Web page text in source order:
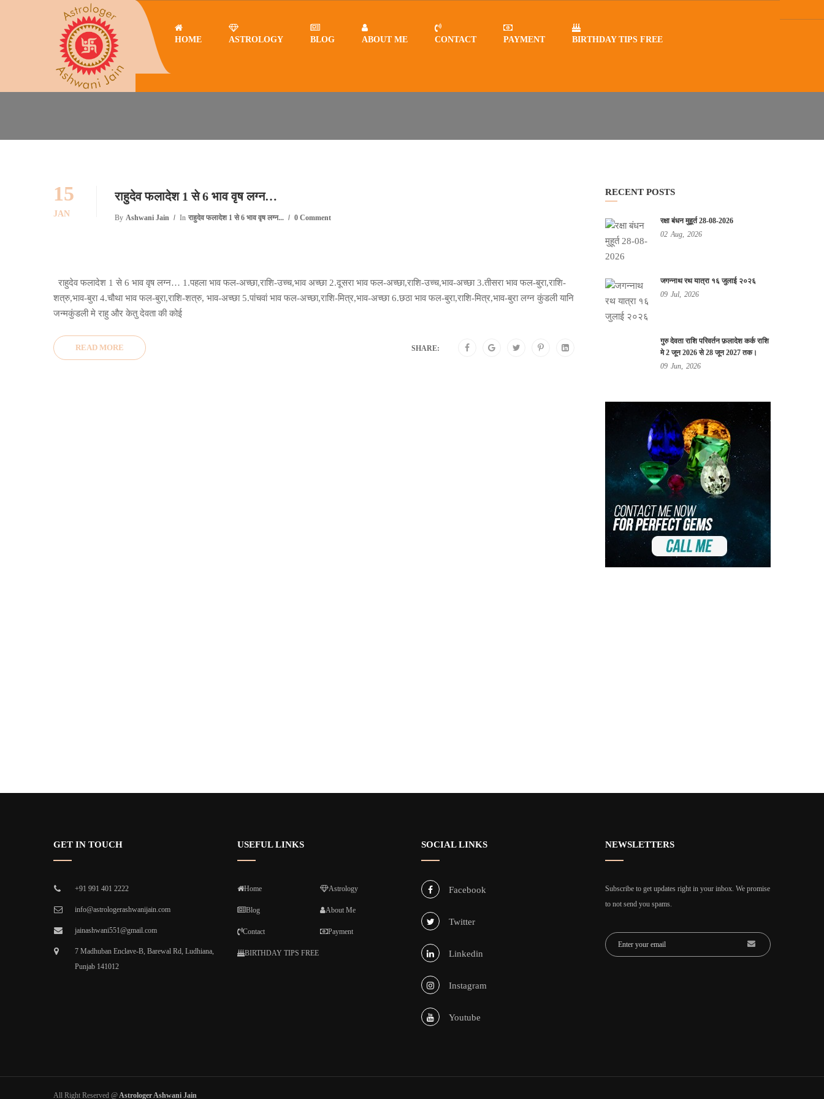
HOME ASTROLOGY BLOG ABOUT ME CONTACT PAYMENT BIRTHDAY TIPS FREE
Home rajesh joshi astrologer in त्रिशक्ति रत्न कब पहने? कन्या लग्न..
RAJESH JOSHI ASTROLOGER IN त्रिशक्ति रत्न कब पहने? कन्या लग्न..
15
JAN
राहुदेव फलादेश 1 से 6 भाव वृष लग्न…
By Ashwani Jain In राहुदेव फलादेश 1 से 6 भाव वृष लग्न... 0 Comment
राहुदेव फलादेश 1 से 6 भाव वृष लग्न… 1.पहला भाव फल-अच्छा,राशि-उच्च,भाव अच्छा 2.दूसरा भाव फल-अच्छा,राशि-उच्च,भाव-अच्छा 3.तीसरा भाव फल-बुरा,राशि-
शत्रु,भाव-बुरा 4.चौथा भाव फल-बुरा,राशि-शत्रु, भाव-अच्छा 5.पांचवां भाव फल-अच्छा,राशि-मित्र,भाव-अच्छा 6.छठा भाव फल-बुरा,राशि-मित्र,भाव-बुरा लग्न कुंडली यानि
जन्मकुंडली मे राहु और केतु देवता की कोई
READ MORE SHARE:
RECENT POSTS
रक्षा बंधन मुहूर्त 28-08-2026
02 Aug, 2026
जगन्नाथ रथ यात्रा १६ जुलाई २०२६
09 Jul, 2026
गुरु देवता राशि परिवर्तन फ़लादेश कर्क राशि
मे 2 जून 2026 से 28 जून 2027 तक।
09 Jun, 2026
GET IN TOUCH
+91 991 401 2222
info@astrologerashwanijain.com
jainashwani551@gmail.com
7 Madhuban Enclave-B, Barewal Rd, Ludhiana,
Punjab 141012
USEFUL LINKS
Home Astrology
Blog About Me
Contact Payment
BIRTHDAY TIPS FREE
SOCIAL LINKS
Facebook
Twitter
Linkedin
Instagram
Youtube
NEWSLETTERS
Subscribe to get updates right in your inbox. We promise
to not send you spams.
All Right Reserved @Astrologer Ashwani Jain